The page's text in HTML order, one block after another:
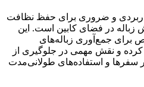
و ضروری برای حفظ نظافت
در فضای کابین است. این
جمع‌آوری زباله‌های
و نقش مهمی در جلوگیری از
سفرها و استفاده‌های طولانی‌مدت